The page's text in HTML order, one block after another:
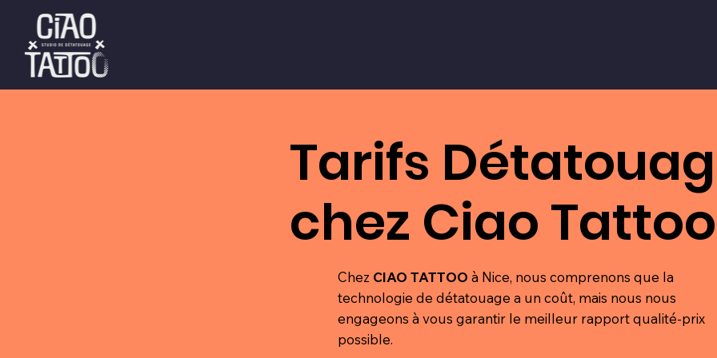
Tarifs
chez Ciao Tattoo
Chez CIAO TATTOO à Nice, nous comprenons que la
technologie de détatouage a un coût, mais nous nous
engageons à vous garantir le meilleur rapport qualité-prix
possible.